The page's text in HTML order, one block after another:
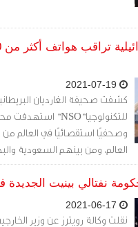
كشفت صحيفة الغارديان
وصحفيًا استقصائيًا في العالم من
العالم، ومن بينهم السعودية
نفتالي بينيت الجديدة
نقلت وكالة رويترز عن وزير